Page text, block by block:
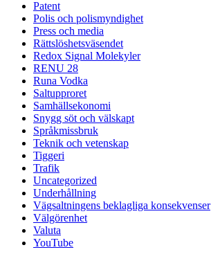
Patent
Polis och polismyndighet
Press och media
Rättslöshetsväsendet
Redox Signal Molekyler
RENU 28
Runa Vodka
Saltupproret
Samhällsekonomi
Snygg söt och välskapt
Språkmissbruk
Teknik och vetenskap
Tiggeri
Trafik
Uncategorized
Underhållning
Vägsaltningens beklagliga konsekvenser
Välgörenhet
Valuta
YouTube